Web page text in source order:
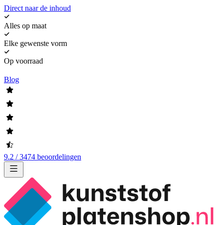
Direct naar de inhoud
Alles op maat
Elke gewenste vorm
Op voorraad
Blog
9.2 / 3474 beoordelingen